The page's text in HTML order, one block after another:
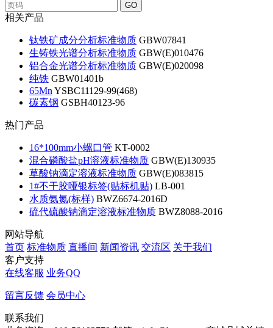
GO
相关产品
钛铁矿成分分析标准物质 GBW07841
生铸铁光谱分析标准物质 GBW(E)010476
铝合金光谱分析标准物质 GBW(E)020098
纯铁 GBW01401b
65Mn YSBC11129-99(468)
碳素钢 GSBH40123-96
热门产品
16*100mm小螺口管 KT-0002
混合磷酸盐pH溶液标准物质 GBW(E)130935
草酸钠滴定溶液标准物质 GBW(E)083815
1#不干胶哑银标签(贴标机贴) LB-001
水质氨氮(标样) BWZ6674-2016D
硫代硫酸钠滴定溶液标准物质 BWZ8088-2016
网站导航
首页 标准物质 直播间 新闻资讯 交流区 关于我们
客户支持
在线客服 业务QQ
留言反馈 会员中心
联系我们